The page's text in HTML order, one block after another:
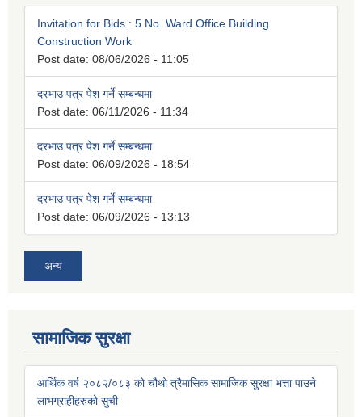
Invitation for Bids : 5 No. Ward Office Building
Construction Work
Post date: 08/06/2026 - 11:05
दरभाउ पत्र पेश गर्ने सम्बन्धमा
Post date: 06/11/2026 - 11:34
दरभाउ पत्र पेश गर्ने सम्बन्धमा
Post date: 06/09/2026 - 18:54
दरभाउ पत्र पेश गर्ने सम्बन्धमा
Post date: 06/09/2026 - 13:13
अन्य
सामाजिक सुरक्षा
आर्थिक वर्ष २०८२/०८३ को चौथो त्रैमासिक सामाजिक सुरक्षा भत्ता पाउने
लाभग्राहीहरुको सुची